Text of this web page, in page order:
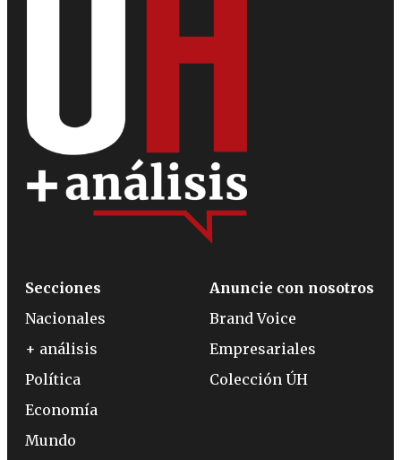
Secciones
Nacionales
+ análisis
Política
Economía
Mundo
Anuncie con nosotros
Brand Voice
Empresariales
Colección ÚH